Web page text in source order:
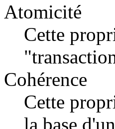
Atomicité
Cette
Cohérence
Cette
la base